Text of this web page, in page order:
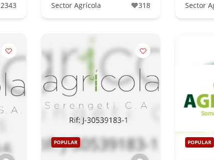
2343 Sector Agrícola 318 Sector
POPULAR POPULAR